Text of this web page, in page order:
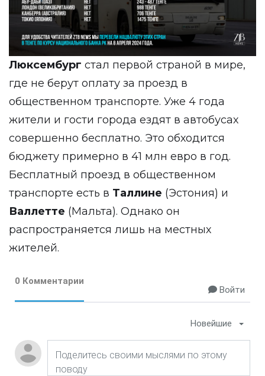
Люксембург стал первой страной в мире,
где не берут оплату за проезд в
общественном транспорте. Уже 4 года
жители и гости города ездят в автобусах
совершенно бесплатно. Это обходится
бюджету примерно в 41 млн евро в год.
Бесплатный проезд в общественном
транспорте есть в Таллине (Эстония) и
Валлетте (Мальта). Однако он
распространяется лишь на местных
жителей.
0 Комментарии
Войти
Новейшие